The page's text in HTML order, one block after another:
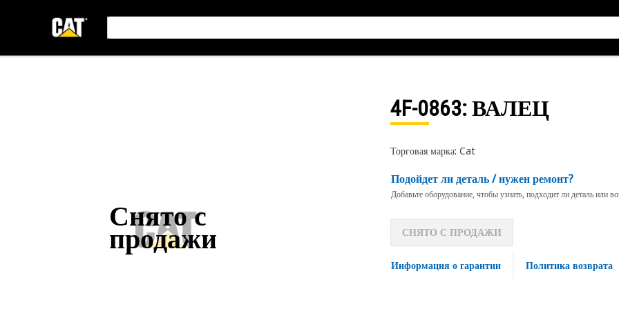
Снято с
продажи
4F-0863: ВАЛЕЦ
Торговая марка: Cat
Подойдет ли деталь / нужен ремонт?
Добавьте оборудование, чтобы узнать, подходит ли деталь или
СНЯТО С ПРОДАЖИ
Информация о гарантии Политика возврата